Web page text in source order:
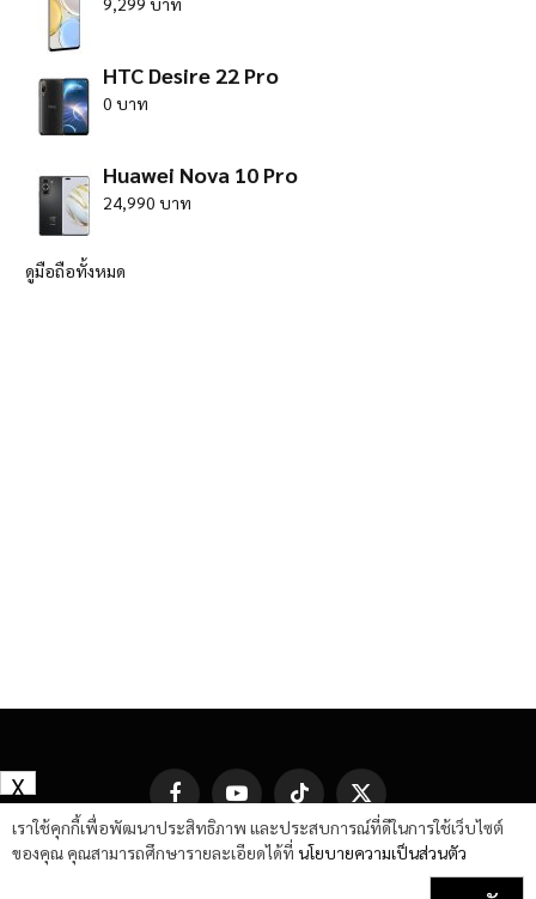
HTC Desire 22 Pro
0 บาท
Huawei Nova 10 Pro
24,990 บาท
ดูมือถือทั้งหมด
FacebookYouTube TikTok
X
(Twitter)
เราใช้คุกกี้เพื่อพัฒนาประสิทธิภาพ และประสบการณ์ที่ดีในการใช้เว็บไซต์
ของคุณ คุณสามารถศึกษารายละเอียดได้ที่ นโยบายความเป็นส่วนตัว
X